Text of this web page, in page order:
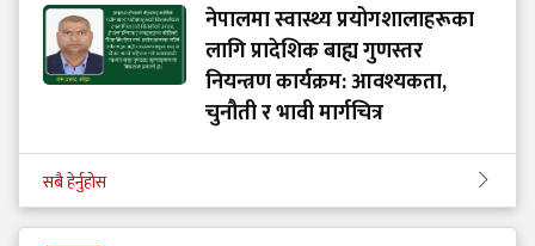
नेपालमा स्वास्थ्य प्रयोगशालाहरूका
लागि प्रादेशिक बाह्य गुणस्तर
नियन्त्रण कार्यक्रम: आवश्यकता,
चुनौती र भावी मार्गचित्र
सबै हेर्नुहोस